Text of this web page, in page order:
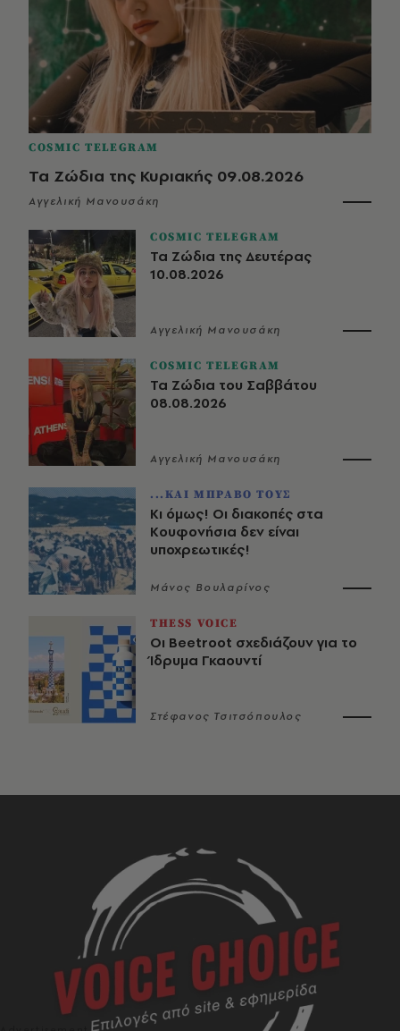
COSMIC TELEGRAM
Τα Ζώδια της Κυριακής 09.08.2026
Αγγελική Μανουσάκη
COSMIC TELEGRAM
Τα Ζώδια της Δευτέρας
10.08.2026
Αγγελική Μανουσάκη
COSMIC TELEGRAM
Τα Ζώδια του Σαββάτου
08.08.2026
Αγγελική Μανουσάκη
...ΚΑΙ ΜΠΡΑΒΟ ΤΟΥΣ
Κι όμως! Οι διακοπές στα
Κουφονήσια δεν είναι
υποχρεωτικές!
Μάνος Βουλαρίνος
THESS VOICE
Οι Beetroot σχεδιάζουν για το
Ίδρυμα Γκαουντί
Στέφανος Τσιτσόπουλος